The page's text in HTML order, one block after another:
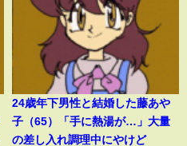
24歳年下男性と結婚した藤あや
子（65）「手に熱湯が…」大量
の差し入れ調理中にやけど